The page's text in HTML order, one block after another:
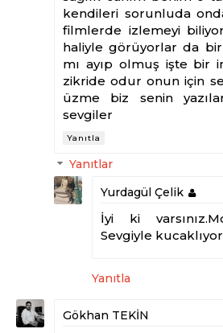
kendileri sorunluda
filmlerde izlemeyi
haliyle görüyorlar da bir
mı ayıp olmuş işte bir
zikride odur onun için
üzme biz senin
sevgiler
Yanıtla
Yanıtlar
Yurdagül Çelik
İyi ki
Sevgiyle
Yanıtla
Gökhan TEKİN